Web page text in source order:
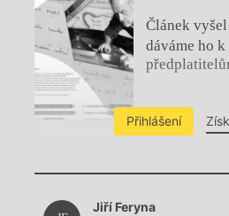
Článek
dáváme ho
Přihlášení
Jiří Feryna